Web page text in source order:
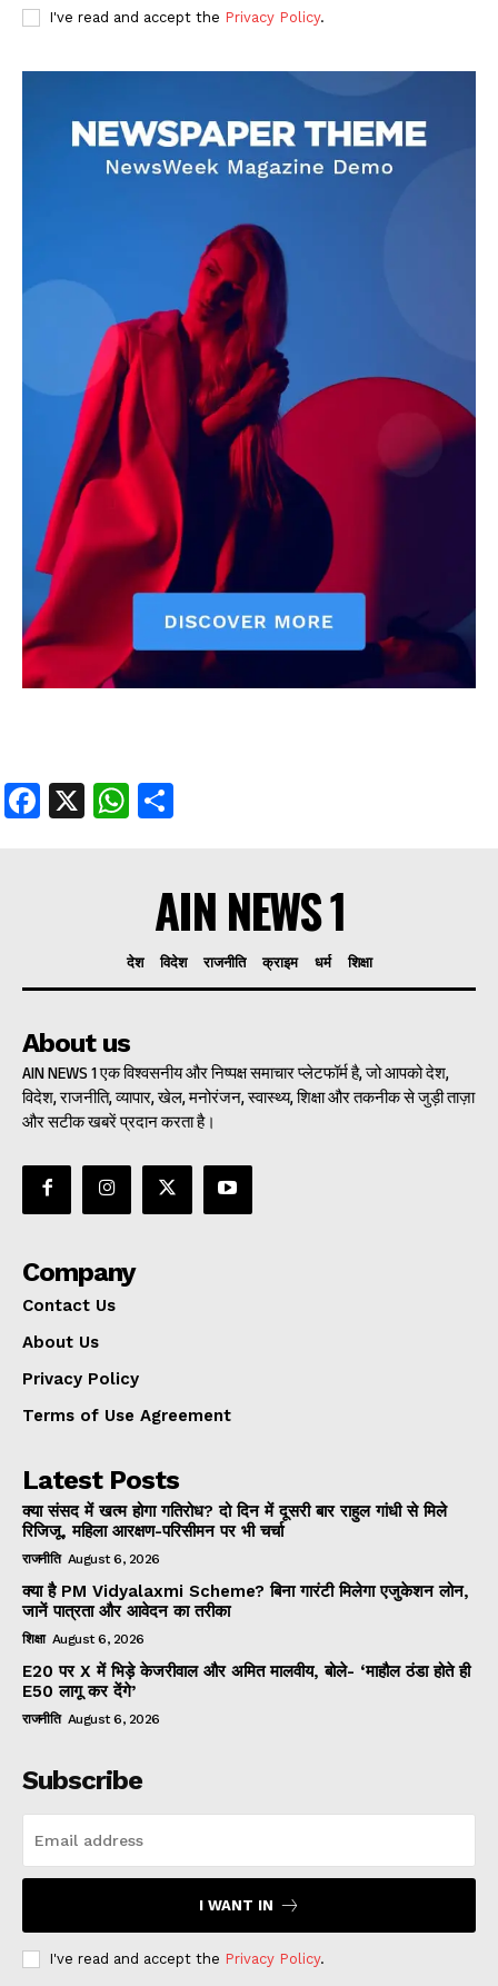
DOWNLOAD NOW
AIN NEWS 1
Contact Us
About Us
Privacy Policy
Terms of Use Agreement
Facebook
X WhatsApp
Share
I've read and accept the Privacy Policy.
Facebook
X WhatsApp
AIN NEWS 1
देश विदेश राजनीति क्राइम धर्म शिक्षा
About us
AIN NEWS 1 एक विश्वसनीय और निष्पक्ष समाचार प्लेटफॉर्म है, जो आपको देश,
विदेश, राजनीति, व्यापार, खेल, मनोरंजन, स्वास्थ्य, शिक्षा और तकनीक से जुड़ी ताज़ा
और सटीक खबरें प्रदान करता है।
Company
Contact Us
About Us
Privacy Policy
Terms of Use Agreement
Latest Posts
क्या संसद में खत्म होगा गतिरोध? दो दिन में दूसरी बार राहुल गांधी से मिले
रिजिजू, महिला आरक्षण-परिसीमन पर भी चर्चा
राजनीति August 6, 2026
क्या है PM Vidyalaxmi Scheme? बिना गारंटी मिलेगा एजुकेशन लोन,
जानें पात्रता और आवेदन का तरीका
शिक्षा August 6, 2026
E20 पर X में भिड़े केजरीवाल और अमित मालवीय, बोले- ‘माहौल ठंडा होते ही
E50 लागू कर देंगे’
राजनीति August 6, 2026
Subscribe
I WANT IN
I've read and accept the Privacy Policy.